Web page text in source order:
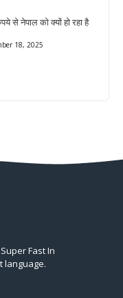
से नेपाल को क्यों हो रहा है
18, 2025
Fast In
language.